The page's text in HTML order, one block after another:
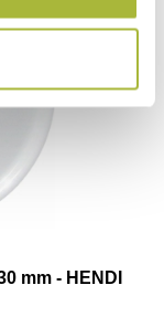
mm - HENDI